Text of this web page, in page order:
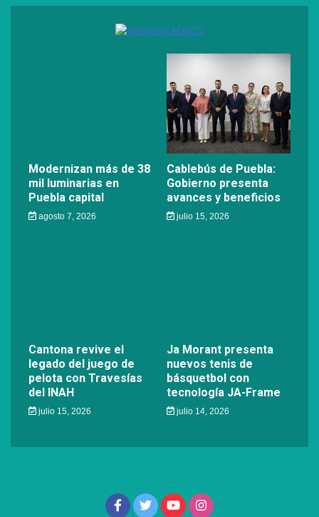
Modernizan más de 38
mil luminarias en
Puebla capital
agosto 7, 2026
Cablebús de Puebla:
Gobierno presenta
avances y beneficios
julio 15, 2026
Cantona revive el
legado del juego de
pelota con Travesías
del INAH
julio 15, 2026
Ja Morant presenta
nuevos tenis de
básquetbol con
tecnología JA-Frame
julio 14, 2026